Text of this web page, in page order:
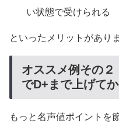
い状態で受けられる
といったメリットがあり
オススメ例その
でD+まで上げて
もっと名声値ポイントを